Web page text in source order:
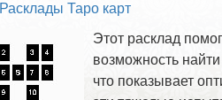
Расклады Таро карт
Этот расклад
возможность
что показывает